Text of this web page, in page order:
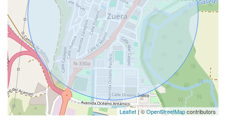
Leaflet| ©OpenStreetMapcontributors